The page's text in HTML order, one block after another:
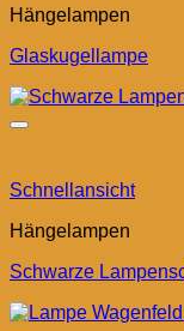
Hängelampen
Glaskugellampe
Schnellansicht
Hängelampen
Schwarze